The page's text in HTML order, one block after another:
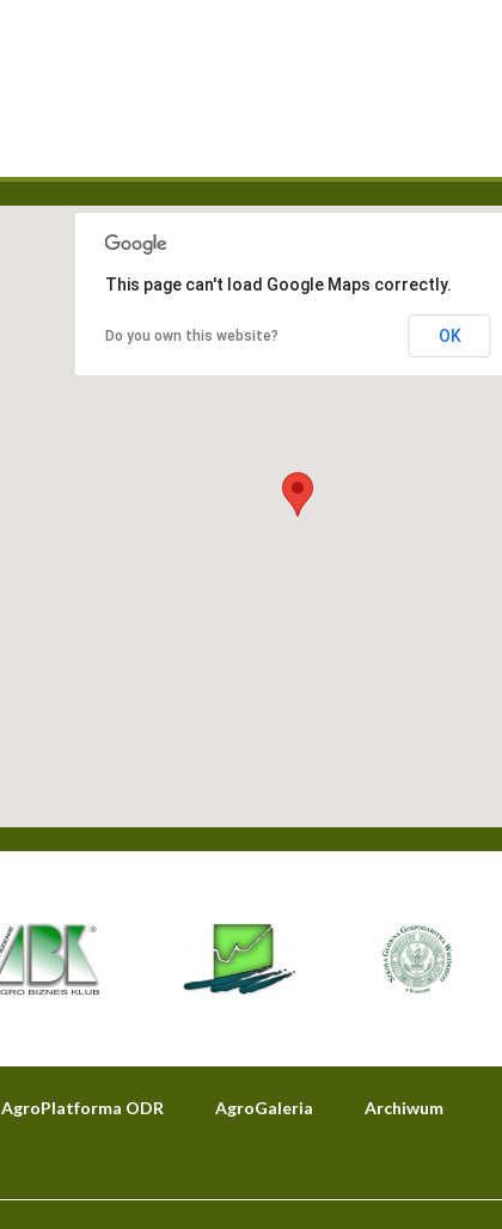
This page can't load Google Maps correctly.
Do you own this website? OK
AgroPlatforma ODR AgroGaleria
Archiwum